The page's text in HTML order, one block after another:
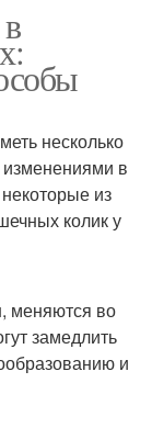
несколько
в
из
колик у
меняются во
замедлить
и